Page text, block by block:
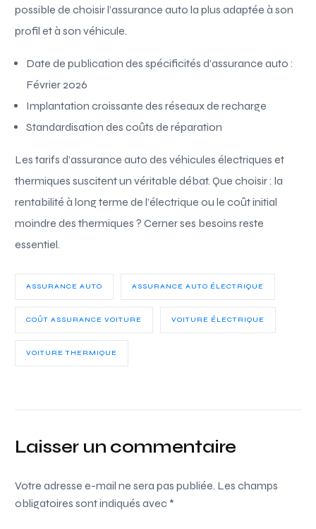
possible de choisir l’assurance auto la plus adaptée à son
profil et à son véhicule.
Date de publication des spécificités d’assurance auto :
Février 2026
Implantation croissante des réseaux de recharge
Standardisation des coûts de réparation
Les tarifs d’assurance auto des véhicules électriques et
thermiques suscitent un véritable débat. Que choisir : la
rentabilité à long terme de l’électrique ou le coût initial
moindre des thermiques ? Cerner ses besoins reste
essentiel.
ASSURANCE AUTO ASSURANCE AUTO ÉLECTRIQUE
COÛT ASSURANCE VOITURE VOITURE ÉLECTRIQUE
VOITURE THERMIQUE
Laisser un commentaire
Votre adresse e-mail ne sera pas publiée. Les champs
obligatoires sont indiqués avec *